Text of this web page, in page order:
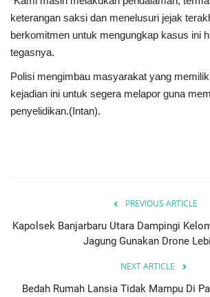
keterangan saksi dan menelusuri jejak
berkomitmen untuk mengungkap kasus ini
tegasnya.
Polisi mengimbau masyarakat yang
kejadian ini untuk segera melapor guna
penyelidikan.(Intan).
PREVIOUS ARTICLE
Kapolsek Banjarbaru Utara Dampingi
Jagung Gunakan Drone
NEXT ARTICLE
Bedah Rumah Lansia Tidak Mampu Di